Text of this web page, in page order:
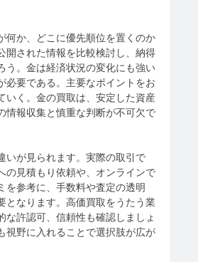
何か、どこに優先順位を置くのか
開された情報を比較検討し、納得
う。金は経済状況の変化にも強い
必要である。主要なポイントをお
いく。金の買取は、安定した資産
情報収集と慎重な判断が不可欠で
いが見られます。実際の取引で
の見積もり依頼や、オンラインで
を参考に、手数料や査定の透明
となります。高価買取をうたう業
許認可、信頼性も確認しましょ
視野に入れることで選択肢が広が